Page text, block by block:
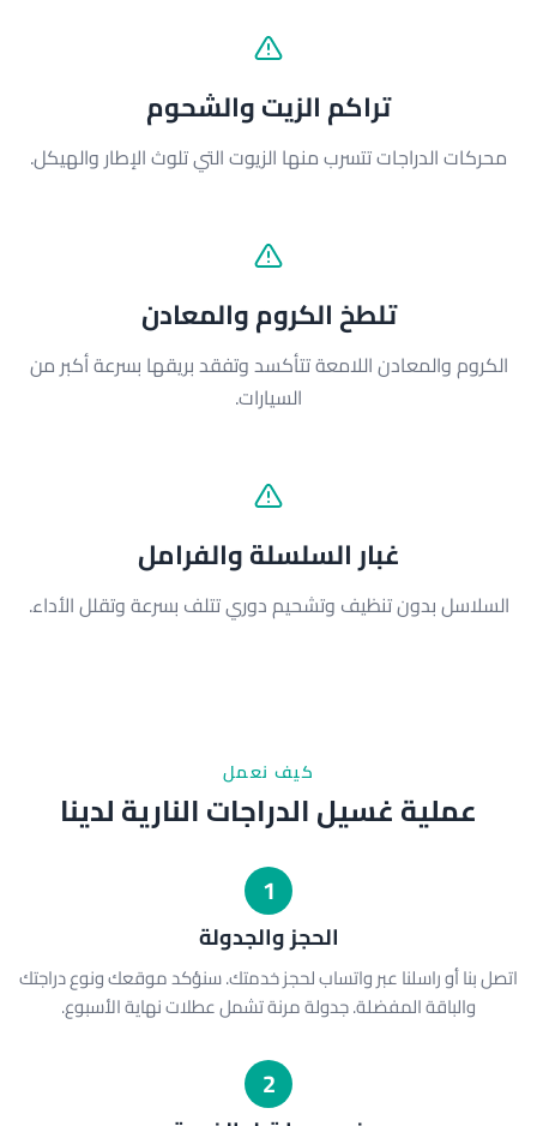
تراكم الزيت والشحوم
محركات الدراجات تتسرب منها الزيوت التي تلوث الإطار والهيكل.
تلطخ الكروم والمعادن
الكروم والمعادن اللامعة تتأكسد وتفقد بريقها بسرعة أكبر من
السيارات.
غبار السلسلة والفرامل
السلاسل بدون تنظيف وتشحيم دوري تتلف بسرعة وتقلل الأداء.
كيف نعمل
عملية غسيل الدراجات النارية لدينا
1
الحجز والجدولة
اتصل بنا أو راسلنا عبر واتساب لحجز خدمتك. سنؤكد موقعك ونوع دراجتك
والباقة المفضلة. جدولة مرنة تشمل عطلات نهاية الأسبوع.
2